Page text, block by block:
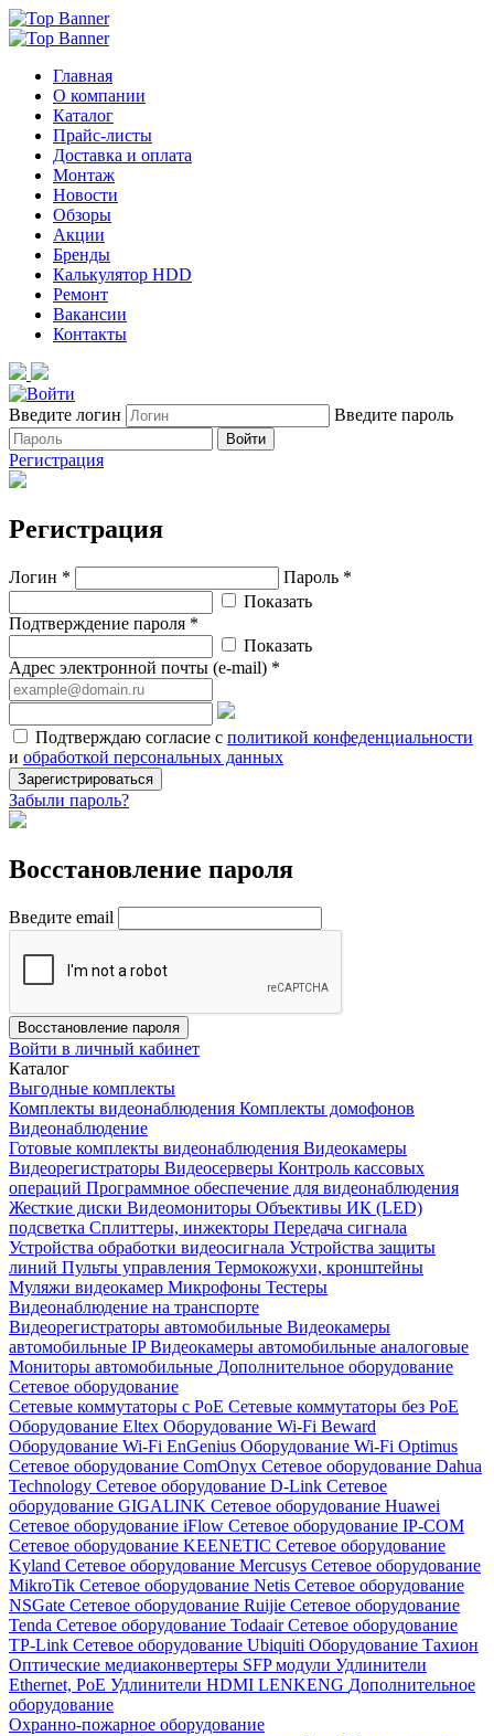
Главная
О компании
Каталог
Прайс-листы
Доставка и оплата
Монтаж
Новости
Обзоры
Акции
Бренды
Калькулятор HDD
Ремонт
Вакансии
Контакты
Введите логин Введите пароль
Войти
Регистрация
Регистрация
Логин *
Пароль *
Показать
Подтверждение пароля *
Показать
Адрес электронной почты (e-mail) *
Подтверждаю согласие с политикой конфеденциальности
и обработкой персональных данных
Зарегистрироваться
Забыли пароль?
Восстановление пароля
Введите email
Восстановление пароля
Войти в личный кабинет
Каталог
Выгодные комплекты
Комплекты видеонаблюдения Комплекты домофонов
Видеонаблюдение
Готовые комплекты видеонаблюдения Видеокамеры
Видеорегистраторы Видеосерверы Контроль кассовых
операций Программное обеспечение для видеонаблюдения
Жесткие диски Видеомониторы Объективы ИК (LED)
подсветка Сплиттеры, инжекторы Передача сигнала
Устройства обработки видеосигнала Устройства защиты
линий Пульты управления Термокожухи, кронштейны
Муляжи видеокамер Микрофоны Тестеры
Видеонаблюдение на транспорте
Видеорегистраторы автомобильные Видеокамеры
автомобильные IPВидеокамеры автомобильные аналоговые
Мониторы автомобильные Дополнительное оборудование
Сетевое оборудование
Сетевые коммутаторы с РоЕ Сетевые коммутаторы без РоЕ
Оборудование Eltex Оборудование Wi-Fi Beward
Оборудование Wi-Fi EnGenius Оборудование Wi-Fi Optimus
Сетевое оборудование ComOnyx Сетевое оборудование Dahua
Technology Сетевое оборудование D-Link Сетевое
оборудование GIGALINK Сетевое оборудование Huawei
Сетевое оборудование iFlow Сетевое оборудование IP-COM
Сетевое оборудование KEENETIC Сетевое оборудование
Kyland Сетевое оборудование Mercusys Сетевое оборудование
MikroTik Сетевое оборудование Netis Сетевое оборудование
NSGate Сетевое оборудование Ruijie Сетевое оборудование
Tenda Сетевое оборудование TodaairСетевое оборудование
TP-Link Сетевое оборудование Ubiquiti Оборудование Тахион
Оптические медиаконвертеры SFP модули Удлинители
Ethernet, PoE Удлинители HDMI LENKENG Дополнительное
оборудование
Охранно-пожарное оборудование